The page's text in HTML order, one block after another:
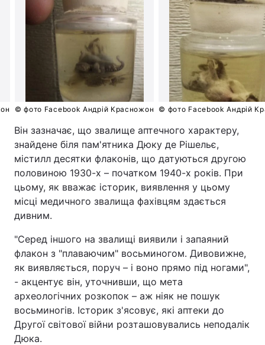
© фото Facebook Андрій Красножон © фото Facebook Андрій
Він зазначає, що звалище аптечного характеру,
знайдене біля пам'ятника Дюку де Рішельє,
містилл десятки флаконів, що датуються другою
половиною 1930-х – початком 1940-х років. При
цьому, як вважає історик, виявлення у цьому
місці медичного звалища фахівцям здається
дивним.
"Серед іншого на звалищі виявили і запаяний
флакон з "плаваючим" восьминогом. Дивовижне,
як виявляється, поруч – і воно прямо під ногами",
- акцентує він, уточнивши, що мета
археологічних розкопок – аж ніяк не пошук
восьминогів. Історик з'ясовує, які аптеки до
Другої світової війни розташовувались неподалік
Дюка.